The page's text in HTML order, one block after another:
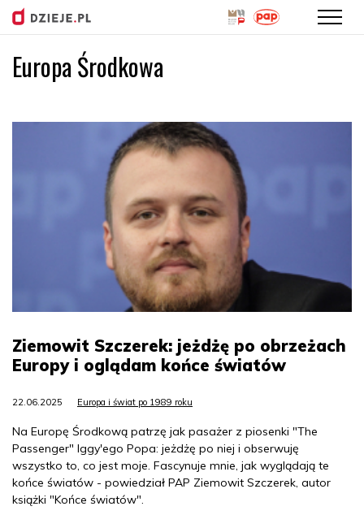
Europa Środkowa
Ziemowit Szczerek: jeżdżę po obrzeżach
Europy i oglądam końce światów
22.06.2025 Europa i świat po 1989 roku
Na Europę Środkową patrzę jak pasażer z piosenki "The
Passenger" Iggy'ego Popa: jeżdżę po niej i obserwuję
wszystko to, co jest moje. Fascynuje mnie, jak wyglądają te
końce światów - powiedział PAP Ziemowit Szczerek, autor
książki "Końce światów".